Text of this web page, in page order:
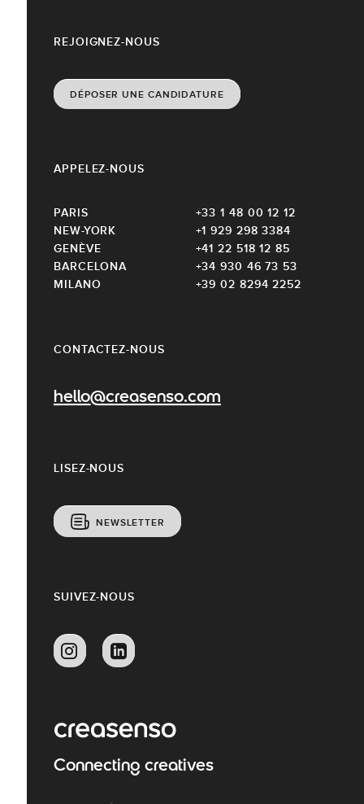
CONTACTEZ-NOUS
hello@creasenso.com
REJOIGNEZ-NOUS
DÉPOSER UNE CANDIDATURE
LISEZ-NOUS
NEWSLETTER
APPELEZ-NOUS
PARIS
+33 1 48 00 12 12
NEW-YORK
+1 929 298 3384
GENÈVE
+41 22 518 12 85
BARCELONA
+34 930 46 73 53
MILANO
+39 02 8294 2252
SUIVEZ-NOUS
Connecting creatives